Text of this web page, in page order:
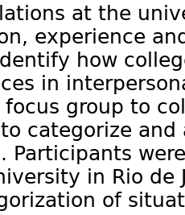
at the
experience
how
in
focus group to
categorize
Participants
in Rio de
of